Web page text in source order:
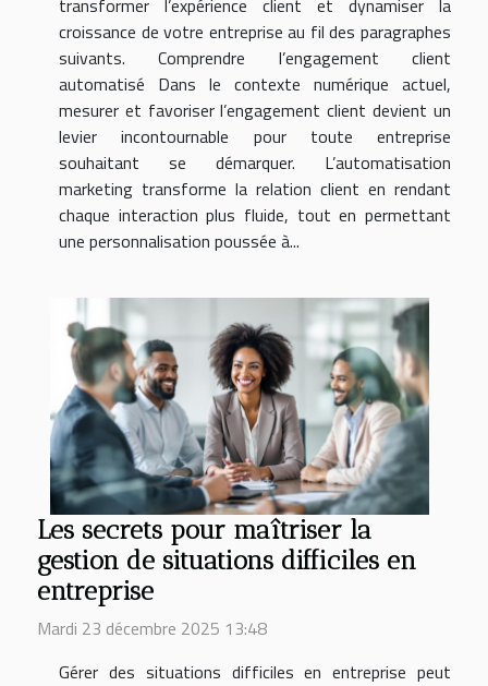
transformer l’expérience client et dynamiser la
croissance de votre entreprise au fil des paragraphes
suivants. Comprendre l’engagement client
automatisé Dans le contexte numérique actuel,
mesurer et favoriser l’engagement client devient un
levier incontournable pour toute entreprise
souhaitant se démarquer. L’automatisation
marketing transforme la relation client en rendant
chaque interaction plus fluide, tout en permettant
une personnalisation poussée à...
Les secrets pour maîtriser la
gestion de situations difficiles en
entreprise
Mardi 23 décembre 2025 13:48
Gérer des situations difficiles en entreprise peut